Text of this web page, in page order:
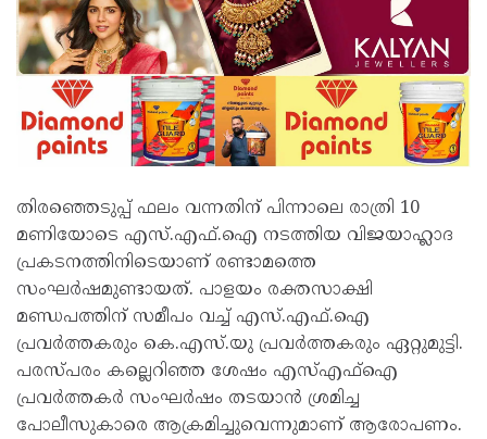
തിരഞ്ഞെടുപ്പ് ഫലം വന്നതിന് പിന്നാലെ രാത്രി 10
മണിയോടെ എസ്.എഫ്.ഐ നടത്തിയ വിജയാഹ്ലാദ
പ്രകടനത്തിനിടെയാണ് രണ്ടാമത്തെ
സംഘര്‍ഷമുണ്ടായത്. പാളയം രക്തസാക്ഷി
മണ്ഡപത്തിന് സമീപം വച്ച് എസ്.എഫ്.ഐ
പ്രവര്‍ത്തകരും കെ.എസ്.യു പ്രവര്‍ത്തകരും ഏറ്റുമുട്ടി.
പരസ്പരം കല്ലെറിഞ്ഞ ശേഷം എസ്എഫ്‌ഐ
പ്രവര്‍ത്തകര്‍ സംഘര്‍ഷം തടയാന്‍ ശ്രമിച്ച
പോലീസുകാരെ ആക്രമിച്ചുവെന്നുമാണ് ആരോപണം.